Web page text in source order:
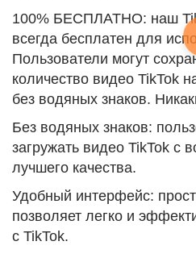
100% БЕСПЛАТНО: наш
всегда бесплатен для
Пользователи могут
количество видео TikTok
без водяных знаков.
Без водяных знаков:
загружать видео TikTok с
лучшего качества.
Удобный интерфейс:
позволяет легко и
с TikTok.